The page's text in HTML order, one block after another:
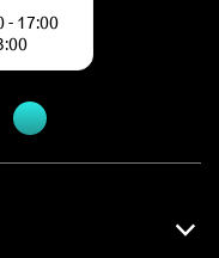
- 17:00